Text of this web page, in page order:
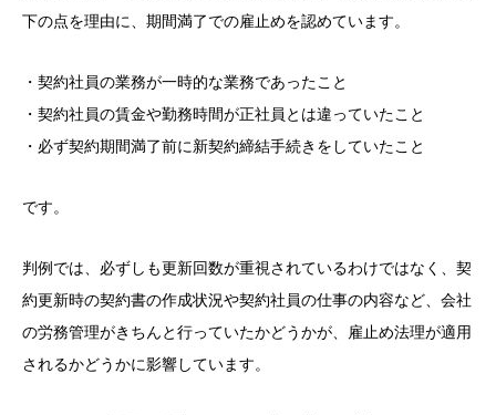
下の点を理由に、期間満了での雇止めを認めています。
・契約社員の業務が一時的な業務であったこと
・契約社員の賃金や勤務時間が正社員とは違っていたこと
・必ず契約期間満了前に新契約締結手続きをしていたこと
です。
判例では、必ずしも更新回数が重視されているわけではなく、契
約更新時の契約書の作成状況や契約社員の仕事の内容など、会社
の労務管理がきちんと行っていたかどうかが、雇止め法理が適用
されるかどうかに影響しています。